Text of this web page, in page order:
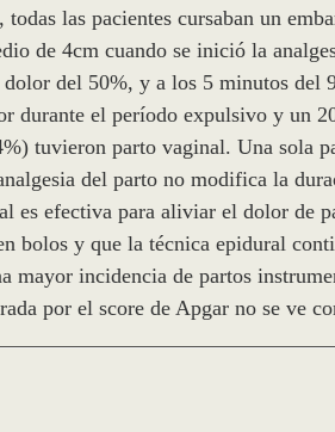
las pacientes cursaban un
de 4cm cuando se inició la
del 50%, y a los 5 minutos del
durante el período expulsivo y un
tuvieron parto vaginal. Una sola
del parto no modifica la
es efectiva para aliviar el dolor de
bolos y que la técnica epidural
mayor incidencia de partos
por el score de Apgar no se ve